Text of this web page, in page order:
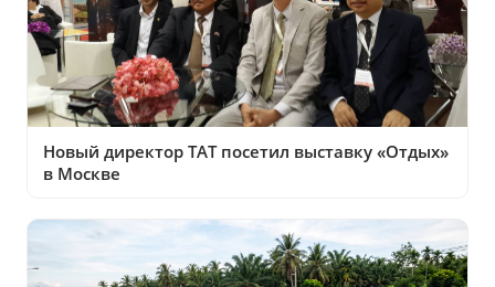
Новый директор ТАТ посетил выставку «Отдых»
в Москве